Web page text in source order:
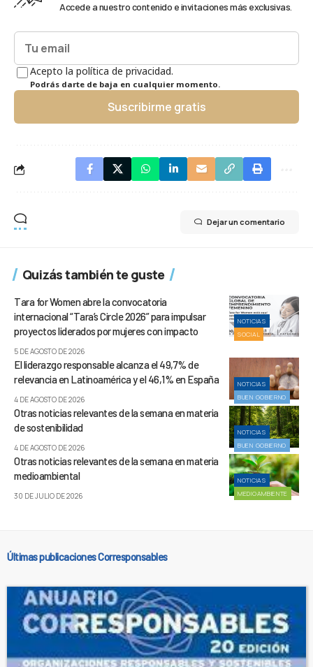
Accede a nuestro contenido e invitaciones más exclusivas.
Acepto la política de privacidad.
Podrás darte de baja en cualquier momento.
Suscribirme gratis
Dejar un comentario
Quizás también te guste
NOTICIAS
SOCIAL
Tara for Women abre la convocatoria
internacional “Tara’s Circle 2026” para impulsar
proyectos liderados por mujeres con impacto
5 DE AGOSTO DE 2026
NOTICIAS
BUEN GOBIERNO
El liderazgo responsable alcanza el 49,7% de
relevancia en Latinoamérica y el 46,1% en España
4 DE AGOSTO DE 2026
NOTICIAS
BUEN GOBIERNO
Otras noticias relevantes de la semana en materia
de sostenibilidad
4 DE AGOSTO DE 2026
NOTICIAS
MEDIOAMBIENTE
Otras noticias relevantes de la semana en materia
medioambiental
30 DE JULIO DE 2026
Últimas publicaciones Corresponsables